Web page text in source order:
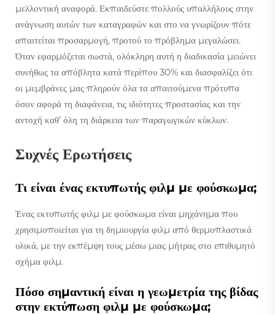
μελλοντική αναφορά. Εκπαιδεύστε πολλούς υπαλλήλους στην
ανάγνωση αυτών των καταγραφών και στο να γνωρίζουν πότε
απαιτείται προσαρμογή, προτού το πρόβλημα μεγαλώσει.
Όταν εφαρμόζεται σωστά, ολόκληρη αυτή η διαδικασία μειώνει
συνήθως τα απόβλητα κατά περίπου 30% και διασφαλίζει ότι
οι μεμβράνες μας πληρούν όλα τα απαιτούμενα πρότυπα
όσον αφορά τη διαφάνεια, τις ιδιότητες προστασίας και την
αντοχή καθ’ όλη τη διάρκεια των παραγωγικών κύκλων.
Συχνές Ερωτήσεις
Τι είναι ένας εκτυπωτής φιλμ με φούσκωμα;
Ένας εκτυπωτής φιλμ με φούσκωμα είναι μηχάνημα που
χρησιμοποιείται για τη δημιουργία φιλμ από θερμοπλαστικά
υλικά, με την εκπέμψη τους μέσω μιας μήτρας στο επιθυμητό
σχήμα φιλμ.
Πόσο σημαντική είναι η γεωμετρία της βίδας
στην εκτύπωση φιλμ με φούσκωμα;